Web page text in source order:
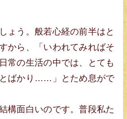
ょう。般若心経の前半はと
から、「いわれてみればそ
常の生活の中では、とても
ばかり……」とため息がで
構面白いのです。普段私た